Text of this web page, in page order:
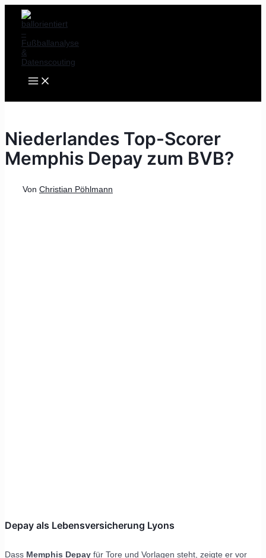
Zum
Inhalt
springen
MENU
Niederlandes Top-Scorer
Memphis Depay zum BVB?
Von Christian Pöhlmann
Depay als Lebensversicherung Lyons
Dass Memphis Depay für Tore und Vorlagen steht, zeigte er vor
Post
navigation